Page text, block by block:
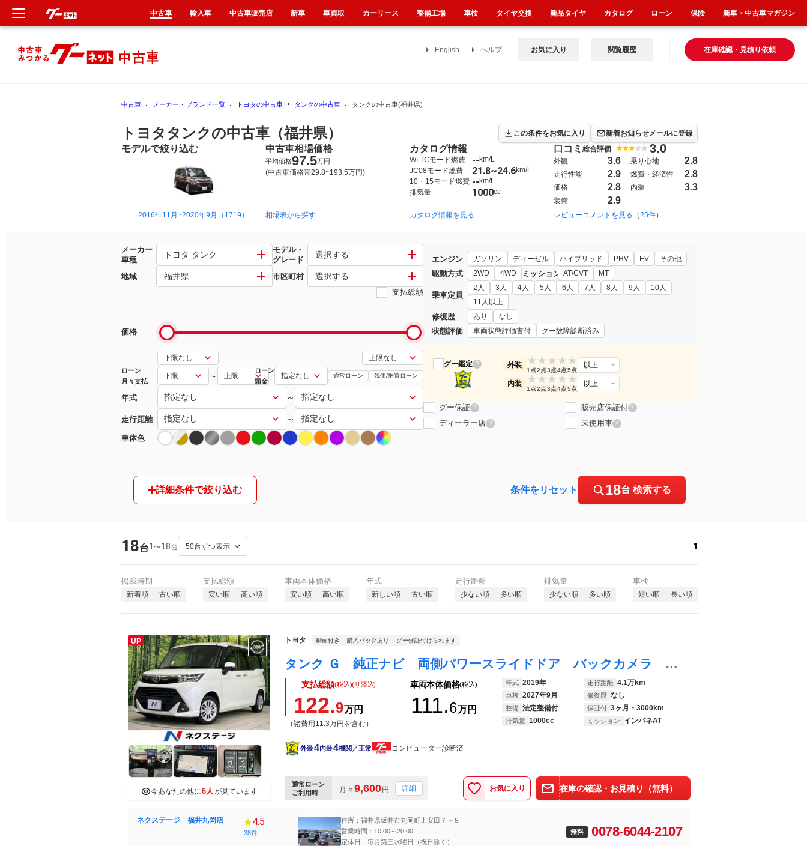
English ヘルプ 在庫確認・見積り依頼
お気に入り 閲覧履歴
中古車 メーカー・ブランド一覧 トヨタの中古車 タンクの中古車 タンクの中古車(福井県)
トヨタタンクの中古車（福井県） この条件をお気に入り 新着お知らせメールに登録
モデルで絞り込む
2016年11月~2020年9月（1719）
中古車相場価格
平均価格97.5万円
(中古車価格帯29.8~193.5万円)
相場表から探す
カタログ情報
WLTCモード燃費 -- km/L
JC08モード燃費
21.8~24.6km/L
10・15モード燃費 -- km/L
排気量
1000cc
カタログ情報を見る
口コミ 総合評価 3.0
外観 3.6 乗り心地 2.8
走行性能 2.9 燃費・経済性 2.8
価格 2.8 内装 3.3
装備 2.9
レビューコメントを見る （25件）
メーカー
車種
トヨタ タンク
モデル・
グレード
選択する
地域 福井県 市区町村 選択する
支払総額
価格
ローン
月々支払
～
ローン
頭金
通常ローン 残価/据置ローン
年式 ～
走行距離 ～
車体色
エンジン ガソリン ディーゼル ハイブリッド PHV EV その他
駆動方式 2WD 4WD ミッション AT/CVT MT
乗車定員
2人 3人 4人 5人 6人 7人 8人 9人
10人
11人以上
修復歴 あり なし
状態評価 車両状態評価書付 グー故障診断済み
グー鑑定 ? 外装 ★
1点
★
2点
★
3点
★
4点
★
5点
以上
内装 ★
1点
★
2点
★
3点
★
4点
★
5点
以上
グー保証 ? 販売店保証付 ?
ディーラー店 ? 未使用車 ?
詳細条件で絞り込む 条件をリセット 18台 検索する
18台1 〜18台 1
掲載時期
新着順 古い順
支払総額
安い順 高い順
車両本体価格
安い順 高い順
年式
新しい順 古い順
走行距離
少ない順 多い順
排気量
少ない順 多い順
車検
短い順 長い順
UP
今あなたの他に6人が見ています
トヨタ 動画付き 購入パックあり グー保証付けられます
タンク Ｇ 純正ナビ 両側パワースライドドア バックカメラ スマートアシスト クルーズコントロール コーナーセンサー ＥＴＣ ドライブレコーダー ＬＥＤランプ ＬＥＤフォグ オートライト オートエアコン フルセグ
支払総額(税込)(リ済込)
122.9万円
（諸費用11.3万円を含む）
車両本体価格(税込)
111.6万円
年式 2019年 走行距離 4.1万km
車検 2027年9月 修復歴 なし
整備 法定整備付 保証付 3ヶ月・3000km
排気量 1000cc ミッション インパネAT
外装4内装4機関／正常 コンピューター診断済
通常ローン
ご利用時
月々 9,600円 詳細 お気に入り 在庫の確認・お見積り（無料）
ネクステージ 福井丸岡店 4.5
38件
住所：福井県坂井市丸岡町上安田７－８
営業時間：10:00～20:00
定休日：毎月第三水曜日（祝日除く）
無料 0078-6044-2107
中古車 輸入車 中古車販売店 新車 車買取 カーリース 整備工場 車検 タイヤ交換 新品タイヤ カタログ ローン 保険 新車・中古車マガジン
新車